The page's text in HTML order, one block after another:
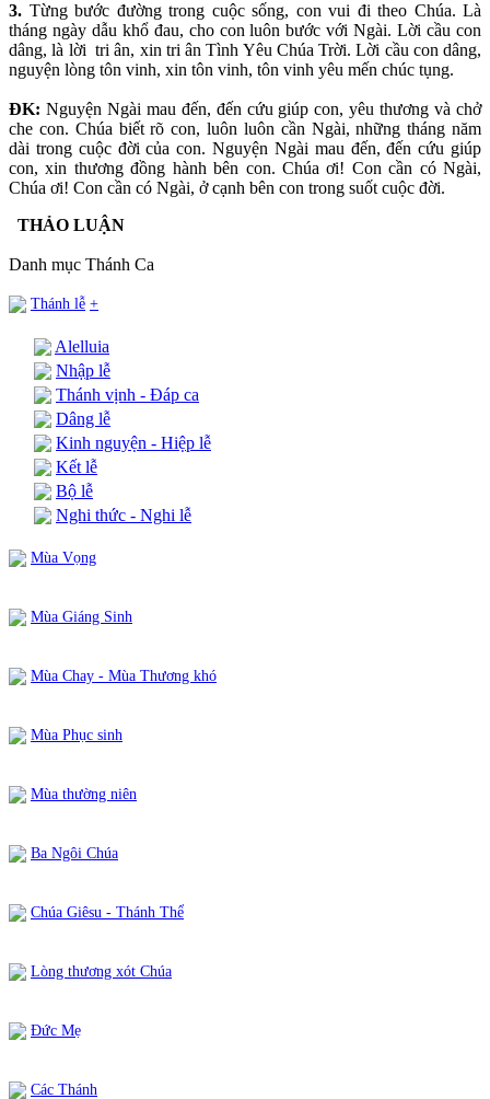
3. Từng bước đường trong cuộc sống, con vui đi theo Chúa. Là
tháng ngày dẫu khổ đau, cho con luôn bước với Ngài. Lời cầu con
dâng, là lời tri ân, xin tri ân Tình Yêu Chúa Trời. Lời cầu con dâng,
nguyện lòng tôn vinh, xin tôn vinh, tôn vinh yêu mến chúc tụng.
ĐK: Nguyện Ngài mau đến, đến cứu giúp con, yêu thương và chở
che con. Chúa biết rõ con, luôn luôn cần Ngài, những tháng năm
dài trong cuộc đời của con. Nguyện Ngài mau đến, đến cứu giúp
con, xin thương đồng hành bên con. Chúa ơi! Con cần có Ngài,
Chúa ơi! Con cần có Ngài, ở cạnh bên con trong suốt cuộc đời.
THẢO LUẬN
Danh mục Thánh Ca
Thánh lễ +
Alelluia
Nhập lễ
Thánh vịnh - Đáp ca
Dâng lễ
Kinh nguyện - Hiệp lễ
Kết lễ
Bộ lễ
Nghi thức - Nghi lễ
Mùa Vọng
Mùa Giáng Sinh
Mùa Chay - Mùa Thương khó
Mùa Phục sinh
Mùa thường niên
Ba Ngôi Chúa
Chúa Giêsu - Thánh Thể
Lòng thương xót Chúa
Đức Mẹ
Các Thánh